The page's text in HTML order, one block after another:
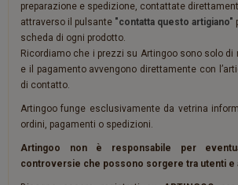
preparazione e spedizione, contattate
attraverso il pulsante "contatta questo artigiano"
scheda di ogni prodotto.
Ricordiamo che i prezzi su Artingoo sono solo di
e il pagamento avvengono direttamente con
di contatto.
Artingoo funge esclusivamente da vetrina
ordini, pagamenti o spedizioni.
Artingoo non è responsabile per
controversie che possono sorgere tra utenti e